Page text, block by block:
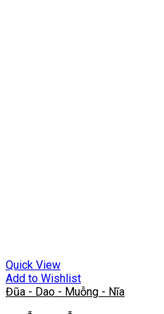
Quick View
Add to Wishlist
Đũa - Dao - Muỗng - Nĩa